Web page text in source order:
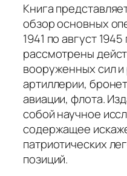
Книга
обзор основных
1941 по август
рассмотрены
вооруженных сил
артиллерии,
авиации, флота.
собой научное
содержащее
патриотических
позиций.